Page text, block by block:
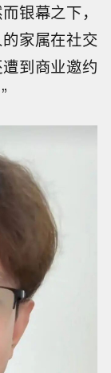
银幕之下，
家属在社交
到商业邀约